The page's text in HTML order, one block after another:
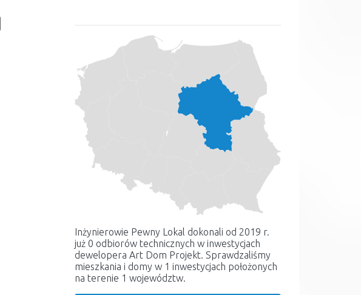
Inżynierowie Pewny Lokal dokonali od 2019 r.
już 0 odbiorów technicznych w inwestycjach
dewelopera Art Dom Projekt. Sprawdzaliśmy
mieszkania i domy w 1 inwestycjach położonych
na terenie 1 województw.